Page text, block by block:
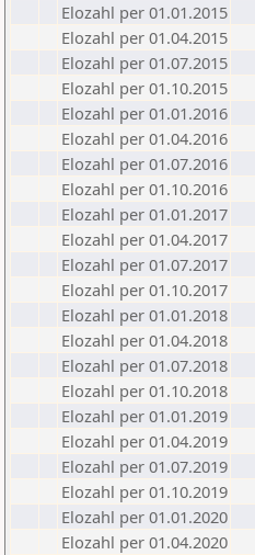
Elozahl per 01.01.2015
Elozahl per 01.04.2015
Elozahl per 01.07.2015
Elozahl per 01.10.2015
Elozahl per 01.01.2016
Elozahl per 01.04.2016
Elozahl per 01.07.2016
Elozahl per 01.10.2016
Elozahl per 01.01.2017
Elozahl per 01.04.2017
Elozahl per 01.07.2017
Elozahl per 01.10.2017
Elozahl per 01.01.2018
Elozahl per 01.04.2018
Elozahl per 01.07.2018
Elozahl per 01.10.2018
Elozahl per 01.01.2019
Elozahl per 01.04.2019
Elozahl per 01.07.2019
Elozahl per 01.10.2019
Elozahl per 01.01.2020
Elozahl per 01.04.2020